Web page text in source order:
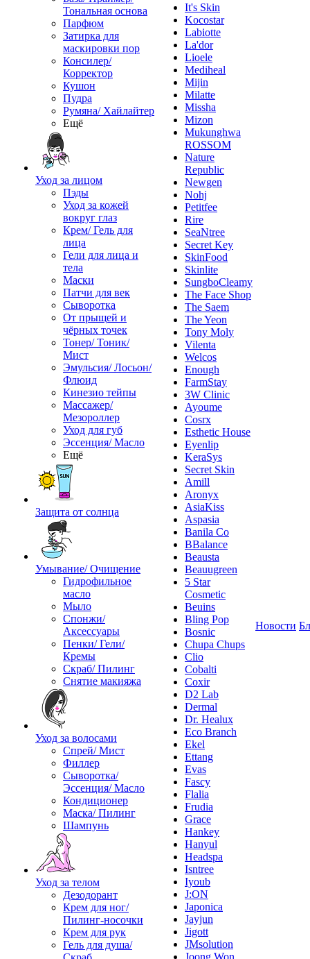
Тональная основа
Парфюм
Затирка для
маскировки пор
Консилер/
Корректор
Кушон
Пудра
Румяна/ Хайлайтер
Ещё
Уход за лицом
Пэды
Уход за кожей
вокруг глаз
Крем/ Гель для
лица
Гели для лица и
тела
Маски
Патчи для век
Сыворотка
От прыщей и
чёрных точек
Тонер/ Тоник/
Мист
Эмульсия/ Лосьон/
Флюид
Кинезио тейпы
Массажер/
Мезороллер
Уход для губ
Эссенция/ Масло
Ещё
Защита от солнца
Умывание/ Очищение
Гидрофильное
масло
Мыло
Спонжи/
Аксессуары
Пенки/ Гели/
Кремы
Скраб/ Пилинг
Снятие макияжа
Уход за волосами
Спрей/ Мист
Филлер
Сыворотка/
Эссенция/ Масло
Кондиционер
Маска/ Пилинг
Шампунь
Уход за телом
Дезодорант
Крем для ног/
Пилинг-носочки
Крем для рук
Гель для душа/
It's Skin
Kocostar
Labiotte
La'dor
Lioele
Mediheal
Mijin
Milatte
Missha
Mizon
Mukunghwa
ROSSOM
Nature
Republic
Newgen
Nohj
Petitfee
Rire
SeaNtree
Secret Key
SkinFood
Skinlite
SungboCleamy
The Face Shop
The Saem
The Yeon
Tony Moly
Vilenta
Welcos
Enough
FarmStay
3W Clinic
Ayoume
Cosrx
Esthetic House
Eyenlip
KeraSys
Secret Skin
Amill
Aronyx
AsiaKiss
Aspasia
Banila Co
BBalance
Beausta
Beauugreen
5 Star
Cosmetic
Beuins
Bling Pop
Bosnic
Chupa Chups
Clio
Cobalti
Coxir
D2 Lab
Dermal
Dr. Healux
Eco Branch
Ekel
Ettang
Evas
Fascy
Flalia
Frudia
Grace
Hankey
Hanyul
Headspa
Isntree
Iyoub
J:ON
Japonica
Jayjun
Jigott
JMsolution
Joong Won
Новости